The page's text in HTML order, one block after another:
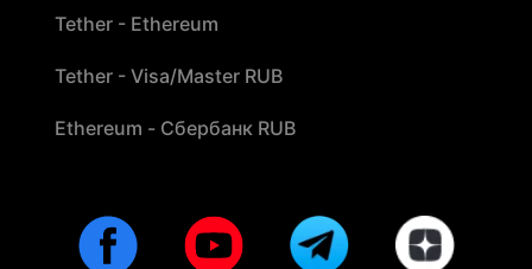
Tether - Ethereum
Tether - Visa/Master RUB
Ethereum - Сбербанк RUB